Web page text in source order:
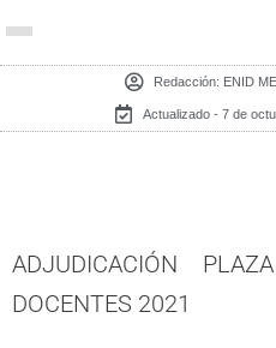
Redacción: ENID
Actualizado - 7 de
ADJUDICACIÓN
DOCENTES 2021